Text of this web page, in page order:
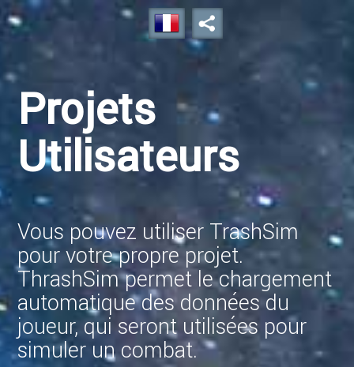
Projets
Utilisateurs
Vous pouvez utiliser TrashSim
pour votre propre projet.
ThrashSim permet le chargement
automatique des données du
joueur, qui seront utilisées pour
simuler un combat.